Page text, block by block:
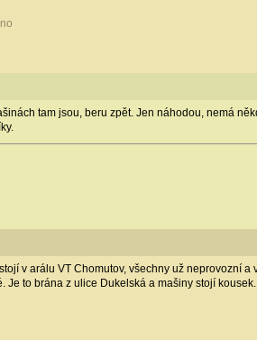
tam jsou, beru zpět. Jen náhodou, nemá
v arálu VT Chomutov, všechny už neprovozní
to brána z ulice Dukelská a mašiny stojí